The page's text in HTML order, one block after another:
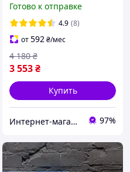
Готово к отправке
4.9 (8)
от592₴/мес
3 553₴
4 180 ₴
Купить
Интернет-магазин «Step Master» 97%